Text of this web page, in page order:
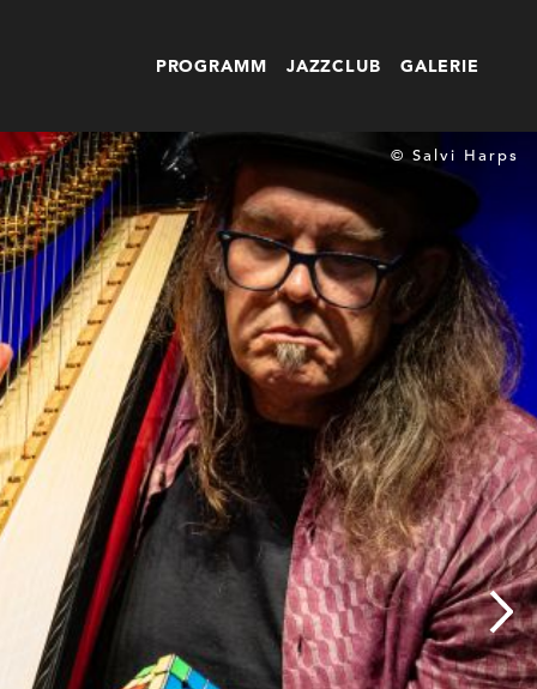
PROGRAMM JAZZCLUB GALERIE
© Salvi Harps